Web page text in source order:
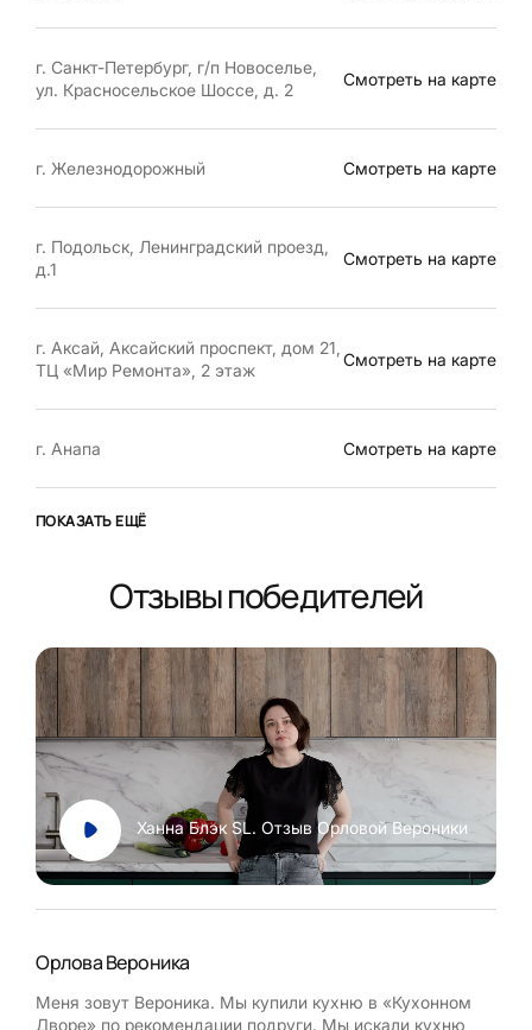
г. Санкт-Петербург, г/п Новоселье,
ул. Красносельское Шоссе, д. 2
Смотреть на карте
г. Железнодорожный Смотреть на карте
г. Подольск, Ленинградский проезд,
д.1
Смотреть на карте
г. Аксай, Аксайский проспект, дом 21,
ТЦ «Мир Ремонта», 2 этаж
Смотреть на карте
г. Анапа Смотреть на карте
ПОКАЗАТЬ ЕЩЁ
Отзывы победителей
Ханна Блэк SL. Отзыв Орловой Вероники
Орлова Вероника
Меня зовут Вероника. Мы купили кухню в «Кухонном
Дворе» по рекомендации подруги. Мы искали кухню